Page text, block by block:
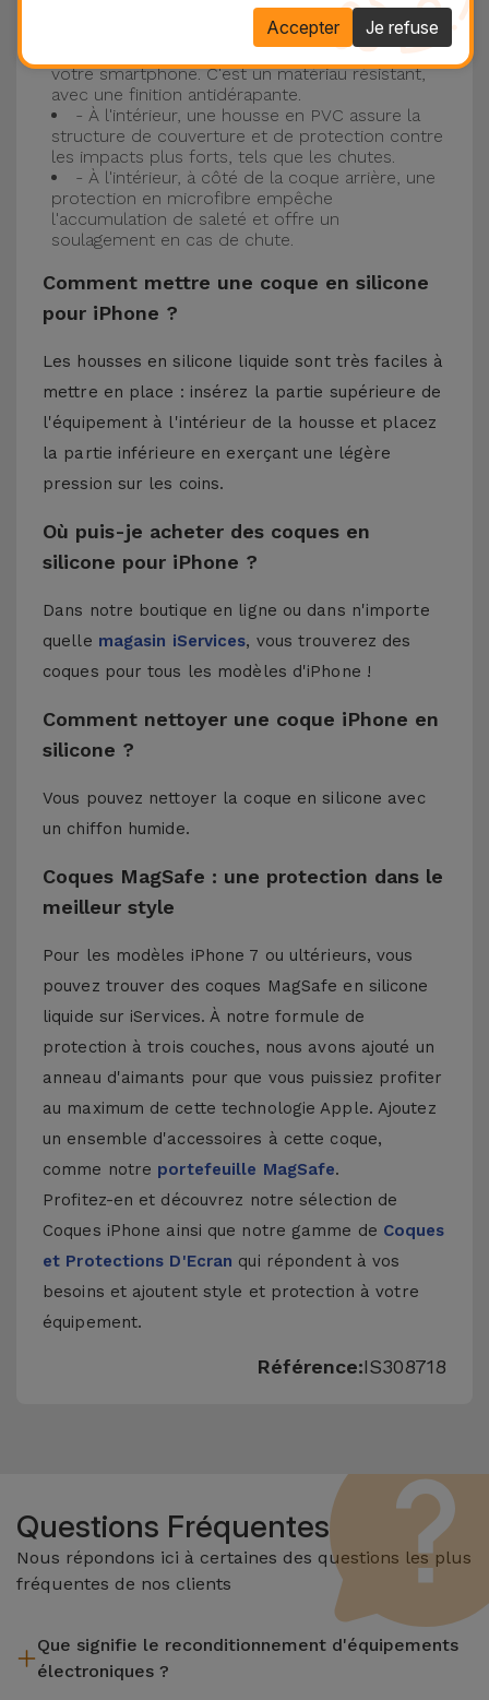
- Une première couche de silicone liquide
donne de la couleur et une couverture
complète à la coque arrière et au bord latéral de
votre smartphone. C'est un matériau résistant,
avec une finition antidérapante.
- À l'intérieur, une housse en PVC assure la
structure de couverture et de protection contre
les impacts plus forts, tels que les chutes.
- À l'intérieur, à côté de la coque arrière, une
protection en microfibre empêche
l'accumulation de saleté et offre un
soulagement en cas de chute.
Comment mettre une coque en silicone
pour iPhone ?
Les housses en silicone liquide sont très faciles à
mettre en place : insérez la partie supérieure de
l'équipement à l'intérieur de la housse et placez
la partie inférieure en exerçant une légère
pression sur les coins.
Où puis-je acheter des coques en
silicone pour iPhone ?
Dans notre boutique en ligne ou dans n'importe
quelle magasin iServices, vous trouverez des
coques pour tous les modèles d'iPhone !
Comment nettoyer une coque iPhone en
silicone ?
Vous pouvez nettoyer la coque en silicone avec
un chiffon humide.
Coques MagSafe : une protection dans le
meilleur style
Pour les modèles iPhone 7 ou ultérieurs, vous
pouvez trouver des coques MagSafe en silicone
liquide sur iServices. À notre formule de
protection à trois couches, nous avons ajouté un
anneau d'aimants pour que vous puissiez profiter
au maximum de cette technologie Apple. Ajoutez
un ensemble d'accessoires à cette coque,
comme notre portefeuille MagSafe.
Profitez-en et découvrez notre sélection de
Coques iPhone ainsi que notre gamme de Coques
et Protections D'Ecran qui répondent à vos
besoins et ajoutent style et protection à votre
équipement.
Référence:IS308718
Questions Fréquentes
Nous répondons ici à certaines des questions les plus
fréquentes de nos clients
Que signifie le reconditionnement d'équipements
électroniques ?
Je refuse
Accepter